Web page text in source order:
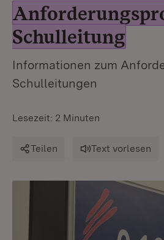
Schulleitung
Informationen zum
Schulleitungen
Lesezeit: 2 Minuten
Teilen Text vorlesen